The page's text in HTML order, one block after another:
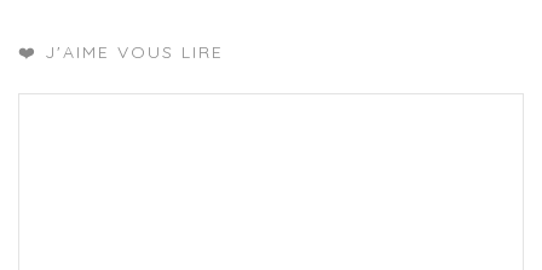
❤️ J'AIME VOUS LIRE